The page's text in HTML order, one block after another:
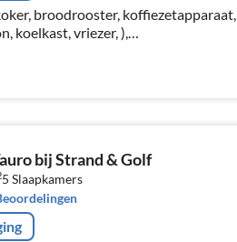
broodrooster, koffiezetapparaat,
koelkast, vriezer, ),
bij Strand & Golf
5 Slaapkamers